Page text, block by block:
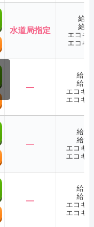
水道局指定
給
給
エコキ
エコキ
―
給湯
給湯
エコキ
エコキ
―
給湯
給湯
エコキ
エコキ
―
給湯
給湯
エコキ
エコキ